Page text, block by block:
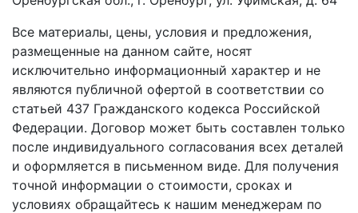
Все материалы, цены, условия и предложения,
размещенные на данном сайте, носят
исключительно информационный характер и не
являются публичной офертой в соответствии со
статьей 437 Гражданского кодекса Российской
Федерации. Договор может быть составлен только
после индивидуального согласования всех деталей
и оформляется в письменном виде. Для получения
точной информации о стоимости, сроках и
условиях обращайтесь к нашим менеджерам по